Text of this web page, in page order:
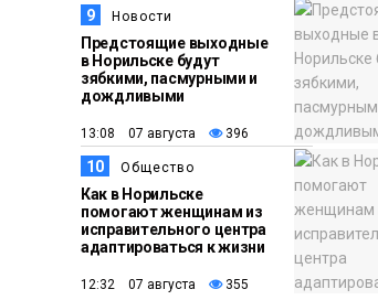
9 Новости
Предстоящие выходные
в Норильске будут
зябкими, пасмурными и
дождливыми
13:08 07 августа 396
10 Общество
Как в Норильске
помогают женщинам из
исправительного центра
адаптироваться к жизни
12:32 07 августа 355